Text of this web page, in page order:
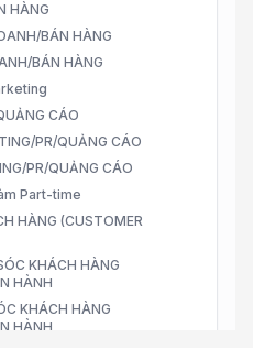
HÀNG
BÁN HÀNG
BÁN HÀNG
CÁO
PR/QUẢNG CÁO
PR/QUẢNG CÁO
Part-time
HÀNG (CUSTOMER
KHÁCH HÀNG
HÀNH
KHÁCH HÀNG
HÀNH